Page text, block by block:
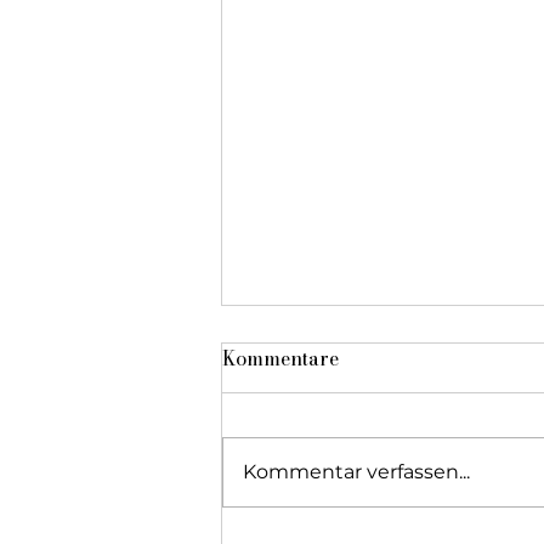
Kommentare
Kommentar verfassen...